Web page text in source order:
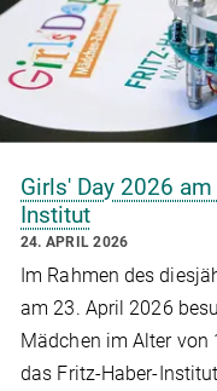
Girls' Day 2026
Institut
24. APRIL 2026
Im Rahmen des
am 23. April 2026
Mädchen im Alter von
das Fritz-Haber-